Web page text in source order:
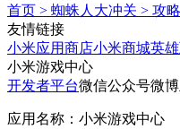
首页 > 蜘蛛人大冲关 > 攻略
友情链接
小米应用商店小米商城英
小米游戏中心
开发者平台微信公众号微
应用名称：小米游戏中心